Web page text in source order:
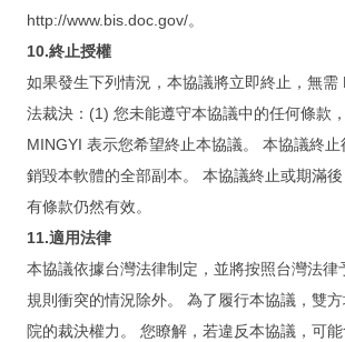
http://www.bis.doc.gov/。
10.終止授權
如果發生下列情況，本協議將立即終止，無需
法裁決：(1) 您未能遵守本協議中的任何條款
MINGYI 表示您希望終止本協議。 本協議終
銷毀本軟體的全部副本。 本協議終止或期滿
有條款仍然有效。
11.適用法律
本協議依據台灣法律制定，並將按照台灣法律
規則衝突的情況除外。 為了履行本協議，雙
院的裁決權力。 您瞭解，若違反本協議，可